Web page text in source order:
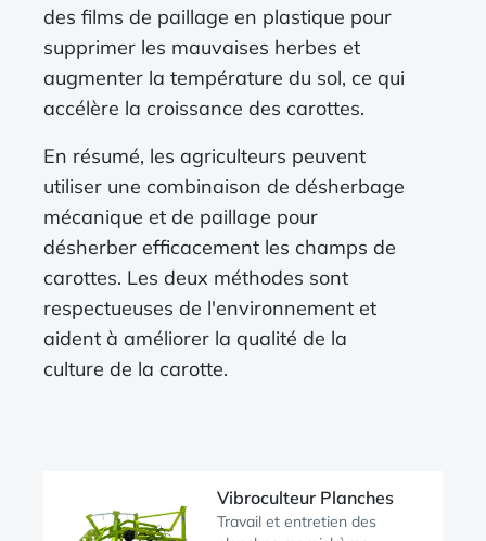
des films de paillage en plastique pour
supprimer les mauvaises herbes et
augmenter la température du sol, ce qui
accélère la croissance des carottes.
En résumé, les agriculteurs peuvent
utiliser une combinaison de désherbage
mécanique et de paillage pour
désherber efficacement les champs de
carottes. Les deux méthodes sont
respectueuses de l'environnement et
aident à améliorer la qualité de la
culture de la carotte.
Vibroculteur Planches
Travail et entretien des